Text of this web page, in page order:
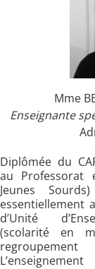
Mme
Enseignante
Diplômée du
au Professorat
Jeunes
essentiellement
d’Unité
(scolarité en